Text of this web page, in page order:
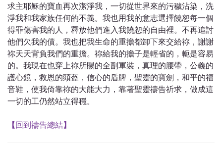
求主耶穌的寶血再次潔淨我，一切從世界來的污穢沾染，洗
淨我和我家族任何的不義。我也用我的意志選擇饒恕每一個
得罪傷害我的人，釋放他們進入我饒恕的自由裡。不再追討
他們欠我的債。我也把我生命的重擔都卸下來交給祢，謝謝
祢天天背負我們的重擔。祢給我的擔子是輕省的，軛是容易
的。我現在也穿上祢所賜的全副軍裝，真理的腰帶，公義的
護心鏡，救恩的頭盔，信心的盾牌，聖靈的寶劍，和平的福
音鞋，使我倚靠祢的大能大力，靠著聖靈禱告祈求，做成這
一切的工仍然站立得穩。
【回到禱告總結】